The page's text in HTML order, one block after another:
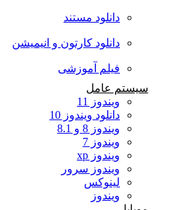
دانلود مستند
دانلود کارتون و انیمیشن
فیلم آموزشی
سیستم عامل
ویندوز 11
دانلود ویندوز 10
ویندوز 8 و 8.1
ویندوز 7
ویندوز xp
ویندوز سرور
لینوکس
ویندوز